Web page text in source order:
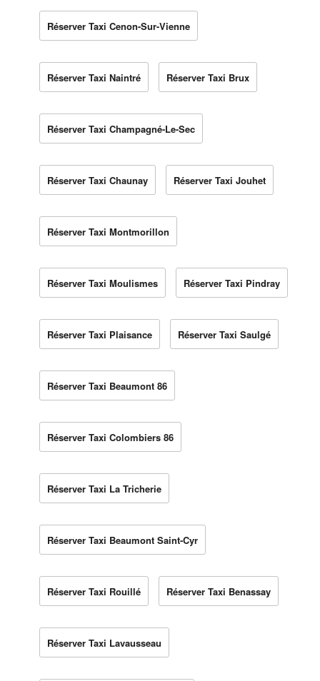
Réserver Taxi Cenon-Sur-Vienne
Réserver Taxi Naintré Réserver Taxi Brux
Réserver Taxi Champagné-Le-Sec
Réserver Taxi Chaunay Réserver Taxi Jouhet
Réserver Taxi Montmorillon
Réserver Taxi Moulismes Réserver Taxi Pindray
Réserver Taxi Plaisance Réserver Taxi Saulgé
Réserver Taxi Beaumont 86
Réserver Taxi Colombiers 86
Réserver Taxi La Tricherie
Réserver Taxi Beaumont Saint-Cyr
Réserver Taxi Rouillé Réserver Taxi Benassay
Réserver Taxi Lavausseau